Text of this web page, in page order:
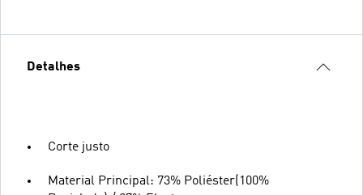
Detalhes
Corte justo
Material Principal: 73% Poliéster(100%